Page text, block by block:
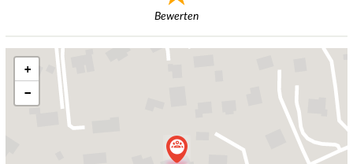
Bewerten
+
−